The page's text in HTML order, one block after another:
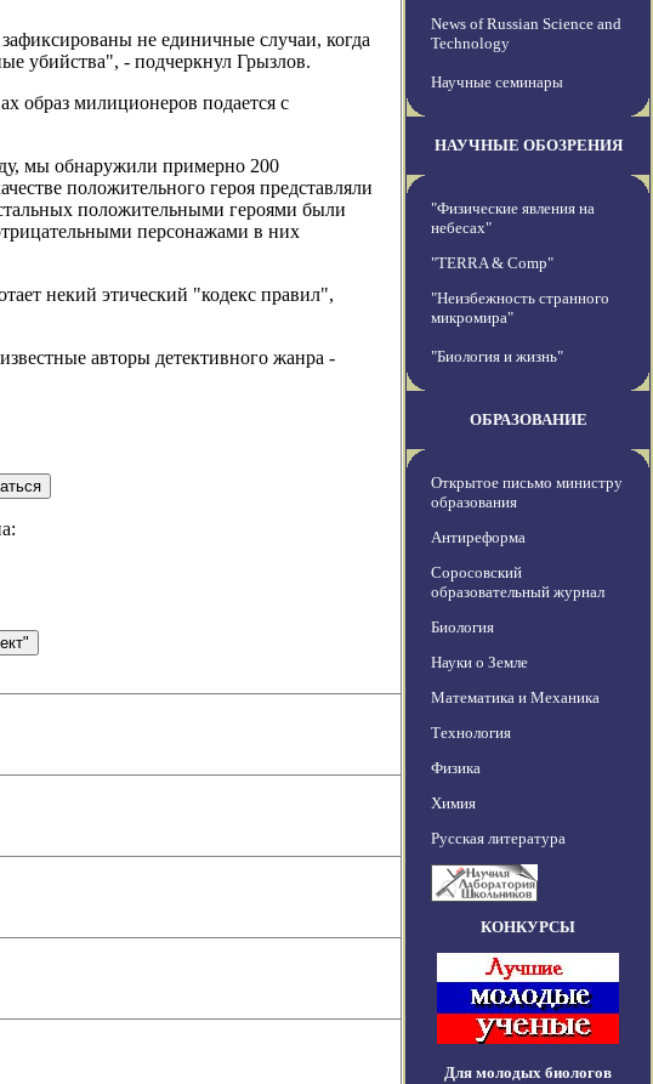
не единичные случаи, когда
убийства", - подчеркнул Грызлов.
образ милиционеров подается с
мы обнаружили примерно 200
положительного героя представляли
положительными героями были
персонажами в них
некий этический "кодекс правил",
авторы детективного жанра -
News of Russian Science and
Technology
Научные семинары
НАУЧНЫЕ ОБОЗРЕНИЯ
"Физические явления на
небесах"
"TERRA & Comp"
"Неизбежность странного
микромира"
"Биология и жизнь"
ОБРАЗОВАНИЕ
Открытое письмо министру
образования
Антиреформа
Соросовский
образовательный журнал
Биология
Науки о Земле
Математика и Механика
Технология
Физика
Химия
Русская литература
КОНКУРСЫ
Для молодых биологов